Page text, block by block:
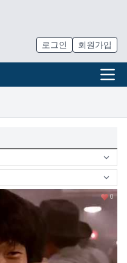
로그인 회원가입
0